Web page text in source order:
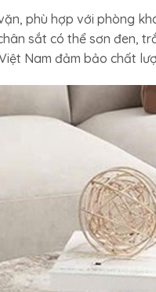
phù hợp với phòng
sắt có thể sơn đen,
Nam đảm bảo chất